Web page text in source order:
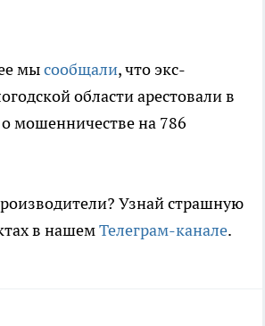
мысообщали, что экс-
области арестовали в
мошенничестве на 786
Узнай страшную
в нашемТелеграм-канале.